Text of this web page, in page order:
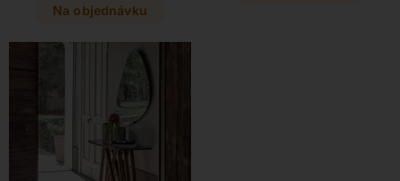
odolností a precizním
každého hosta.
Na objednávku